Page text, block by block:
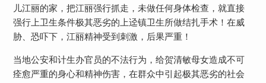
儿江丽的家，把江丽强行抓走，未做任何身体检查，就直接
强行上卫生条件极其恶劣的上迳镇卫生所做结扎手术！在威
胁、恐吓下，江丽精神受到刺激，后果严重！
当地公安和计生办官员的不法行为，给贺清敏母女造成不可
痊愈严重的身心和精神伤害，在群众中引起极其恶劣的社会